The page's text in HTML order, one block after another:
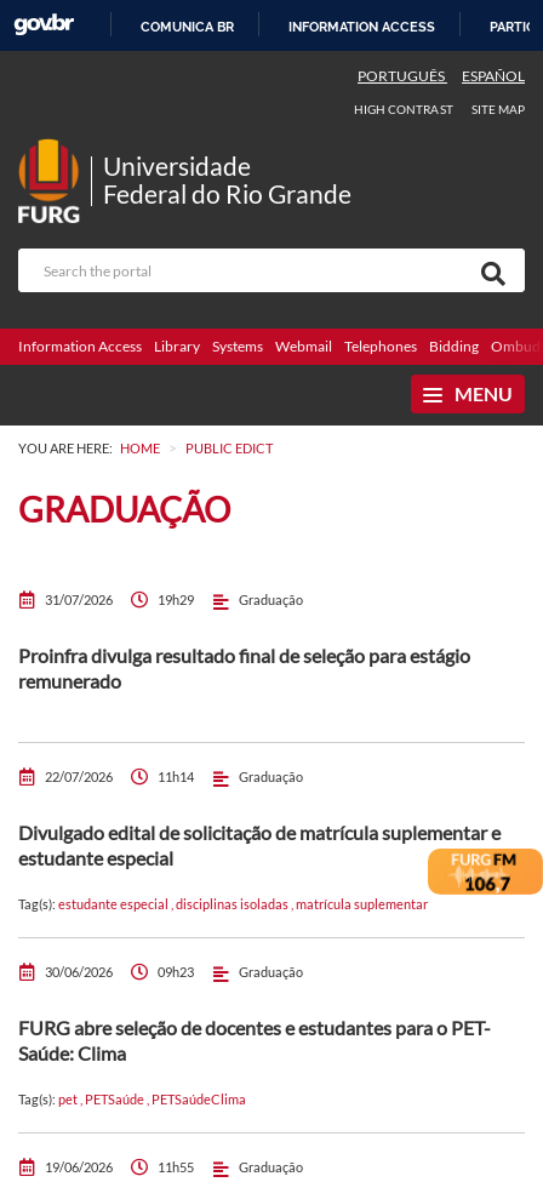
COMUNICA BR INFORMATION ACCESS
PORTUGUÊS ESPAÑOL
HIGH CONTRAST SITE MAP
Universidade
Federal do Rio Grande
Information Access Library Systems Webmail Telephones Bidding
MENU
YOU ARE HERE: HOME > PUBLIC EDICT
GRADUAÇÃO
31/07/2026 19h29 Graduação
Proinfra divulga resultado final de seleção para estágio
remunerado
22/07/2026 11h14 Graduação
Divulgado edital de solicitação de matrícula suplementar e
estudante especial
Tag(s): estudante especial disciplinas isoladas matrícula suplementar
30/06/2026 09h23 Graduação
FURG abre seleção de docentes e estudantes para o PET-
Saúde: Clima
Tag(s): pet PETSaúde PETSaúdeClima
19/06/2026 11h55 Graduação